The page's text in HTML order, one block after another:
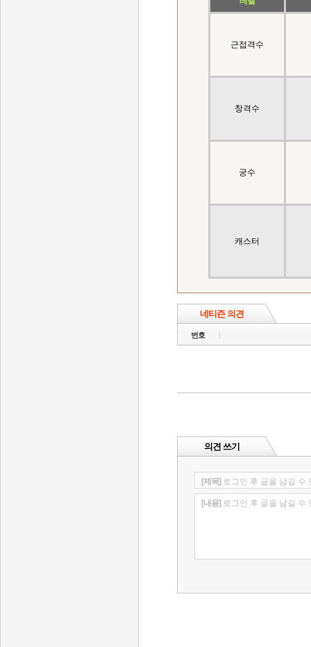
근접격수
창격수
궁수
캐스터
네티즌 의견
번호
의견 쓰기
[제목] 로그인 후 글을 남길 수
[내용] 로그인 후 글을 남길 수